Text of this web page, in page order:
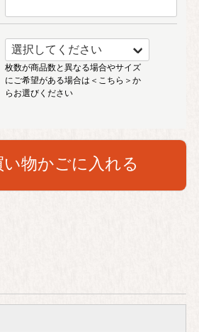
い物かごに入れる
枚数が商品数と異なる場合やサイズ
にご希望がある場合は ＜こちら＞か
らお選びください